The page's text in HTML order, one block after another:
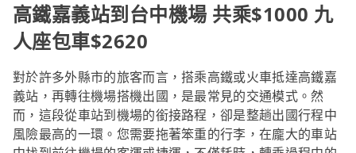
高鐵嘉義站到台中機場 共乘$1000 九
人座包車$2620
對於許多外縣市的旅客而言，搭乘高鐵或火車抵達高鐵嘉
義站，再轉往機場搭機出國，是最常見的交通模式。然
而，這段從車站到機場的銜接路程，卻是整趟出國行程中
風險最高的一環。您需要拖著笨重的行李，在龐大的車站